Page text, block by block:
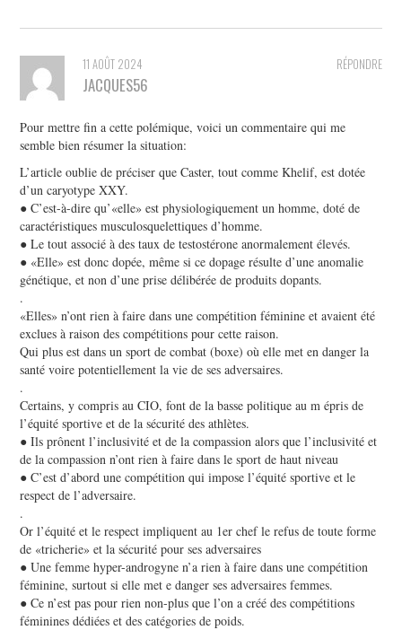
RÉPONDRE
11 AOÛT 2024
JACQUES56
Pour mettre fin a cette polémique, voici un commentaire qui me
semble bien résumer la situation:
L’article oublie de préciser que Caster, tout comme Khelif, est dotée
d’un caryotype XXY.
● C’est-à-dire qu’«elle» est physiologiquement un homme, doté de
caractéristiques musculosquelettiques d’homme.
● Le tout associé à des taux de testostérone anormalement élevés.
● «Elle» est donc dopée, même si ce dopage résulte d’une anomalie
génétique, et non d’une prise délibérée de produits dopants.
.
«Elles» n’ont rien à faire dans une compétition féminine et avaient été
exclues à raison des compétitions pour cette raison.
Qui plus est dans un sport de combat (boxe) où elle met en danger la
santé voire potentiellement la vie de ses adversaires.
.
Certains, y compris au CIO, font de la basse politique au m épris de
l’équité sportive et de la sécurité des athlètes.
● Ils prônent l’inclusivité et de la compassion alors que l’inclusivité et
de la compassion n’ont rien à faire dans le sport de haut niveau
● C’est d’abord une compétition qui impose l’équité sportive et le
respect de l’adversaire.
.
Or l’équité et le respect impliquent au 1er chef le refus de toute forme
de «tricherie» et la sécurité pour ses adversaires
● Une femme hyper-androgyne n’a rien à faire dans une compétition
féminine, surtout si elle met e danger ses adversaires femmes.
● Ce n’est pas pour rien non-plus que l’on a créé des compétitions
féminines dédiées et des catégories de poids.